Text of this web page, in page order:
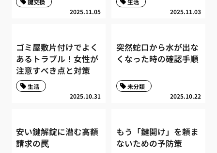
2025.11.05
鍵交換
2025.11.03
生活
ゴミ屋敷片付けでよく
あるトラブル！女性が
注意すべき点と対策
2025.10.31
生活
突然蛇口から水が出な
くなった時の確認手順
2025.10.22
未分類
安い鍵解錠に潜む高額
請求の罠
もう「鍵開け」を頼ま
ないための予防策